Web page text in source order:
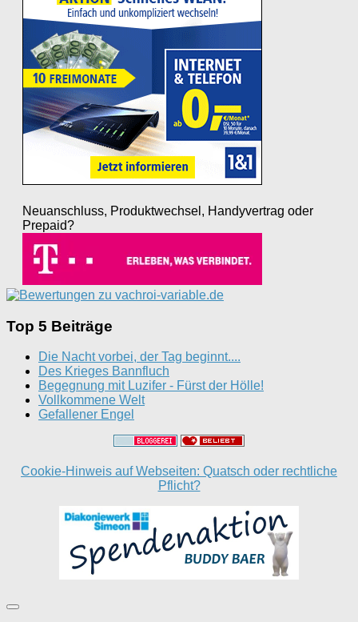
Neuanschluss, Produktwechsel, Handyvertrag oder
Prepaid?
Top 5 Beiträge
Die Nacht vorbei, der Tag beginnt....
Des Krieges Bannfluch
Begegnung mit Luzifer - Fürst der Hölle!
Vollkommene Welt
Gefallener Engel
Cookie-Hinweis auf Webseiten: Quatsch oder rechtliche
Pflicht?